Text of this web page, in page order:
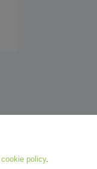
cookie policy.